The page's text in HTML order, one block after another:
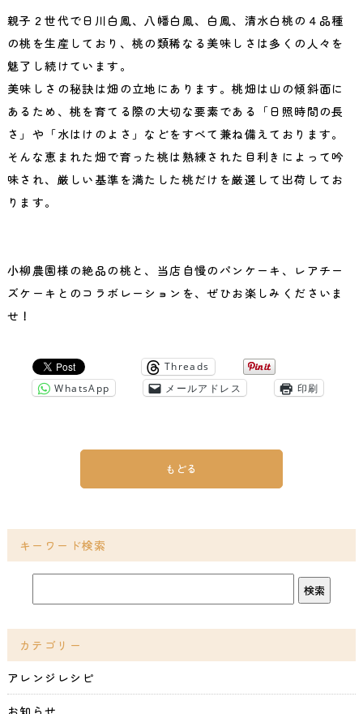
親子２世代で日川白鳳、八幡白鳳、白鳳、清水白桃の４品種
の桃を生産しており、桃の類稀なる美味しさは多くの人々を
魅了し続けています。
美味しさの秘訣は畑の立地にあります。桃畑は山の傾斜面に
あるため、桃を育てる際の大切な要素である「日照時間の長
さ」や「水はけのよさ」などをすべて兼ね備えております。
そんな恵まれた畑で育った桃は熟練された目利きによって吟
味され、厳しい基準を満たした桃だけを厳選して出荷してお
ります。
小柳農園様の絶品の桃と、当店自慢のパンケーキ、レアチー
ズケーキとのコラボレーションを、ぜひお楽しみくださいま
せ！
Threads
WhatsApp
メールアドレス 印刷
もどる
キーワード検索
カテゴリー
アレンジレシピ